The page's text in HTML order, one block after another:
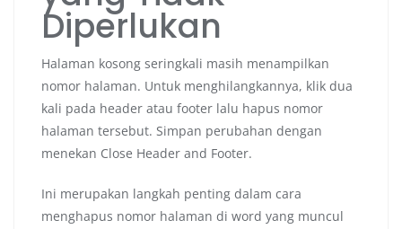
Diperlukan
Halaman kosong seringkali masih menampilkan
nomor halaman. Untuk menghilangkannya, klik dua
kali pada header atau footer lalu hapus nomor
halaman tersebut. Simpan perubahan dengan
menekan Close Header and Footer.
Ini merupakan langkah penting dalam cara
menghapus nomor halaman di word yang muncul